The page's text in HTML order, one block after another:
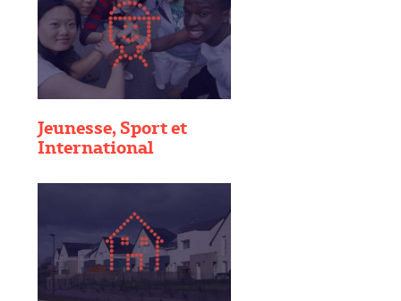
Jeunesse, Sport et
International